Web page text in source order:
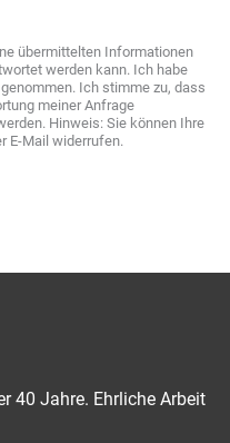
übermittelten Informationen
werden kann. Ich habe
Ich stimme zu, dass
meiner Anfrage
Hinweis: Sie können Ihre
E-Mail widerrufen.
40 Jahre. Ehrliche Arbeit